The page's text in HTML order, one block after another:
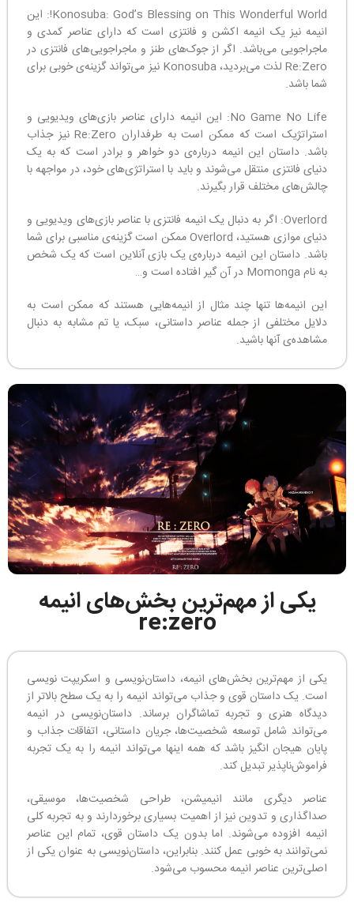
Konosuba: God’s Blessing on This Wonderful World!: این
انیمه نیز یک انیمه اکشن و فانتزی است که دارای عناصر کمدی و
ماجراجویی می‌باشد. اگر از جوک‌های طنز و ماجراجویی‌های فانتزی در
Re:Zero لذت می‌بردید، Konosuba نیز می‌تواند گزینه‌ی خوبی برای
شما باشد.
No Game No Life: این انیمه دارای عناصر بازی‌های ویدیویی و
استراتژیک است که ممکن است به طرفداران Re:Zero نیز جذاب
باشد. داستان این انیمه درباره‌ی دو خواهر و برادر است که به یک
دنیای فانتزی منتقل می‌شوند و باید با استراتژی‌های خود، در مواجهه با
چالش‌های مختلف قرار بگیرند.
Overlord: اگر به دنبال یک انیمه فانتزی با عناصر بازی‌های ویدیویی و
دنیای موازی هستید، Overlord ممکن است گزینه‌ی مناسبی برای شما
باشد. داستان این انیمه درباره‌ی یک بازی آنلاین است که یک شخص
به نام Momonga در آن گیر افتاده است و…
این انیمه‌ها تنها چند مثال از انیمه‌هایی هستند که ممکن است به
دلایل مختلفی از جمله عناصر داستانی، سبک، یا تم مشابه به دنبال
مشاهده‌ی آنها باشید.
یکی از مهم‌ترین بخش‌های انیمه
re:zero
یکی از مهم‌ترین بخش‌های انیمه، داستان‌نویسی و اسکریپت نویسی
است. یک داستان قوی و جذاب می‌تواند انیمه را به یک سطح بالاتر از
دیدگاه هنری و تجربه تماشاگران برساند. داستان‌نویسی در انیمه
می‌تواند شامل توسعه شخصیت‌ها، جریان داستانی، اتفاقات جذاب و
پایان هیجان انگیز باشد که همه اینها می‌تواند انیمه را به یک تجربه
فراموش‌ناپذیر تبدیل کند.
عناصر دیگری مانند انیمیشن، طراحی شخصیت‌ها، موسیقی،
صداگذاری و تدوین نیز از اهمیت بسیاری برخوردارند و به تجربه کلی
انیمه افزوده می‌شوند. اما بدون یک داستان قوی، تمام این عناصر
نمی‌توانند به خوبی عمل کنند. بنابراین، داستان‌نویسی به عنوان یکی از
اصلی‌ترین عناصر انیمه محسوب می‌شود.